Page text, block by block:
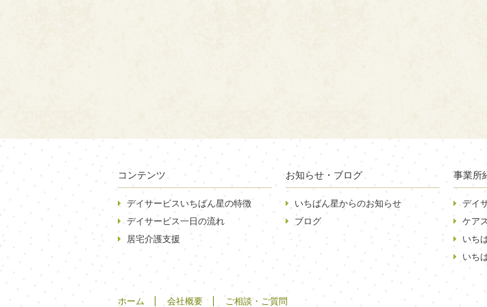
コンテンツ
デイサービスいちばん星の特徴
デイサービス一日の流れ
居宅介護支援
お知らせ・ブログ
いちばん星からのお知らせ
ブログ
事業所
デイ
ケア
いち
いち
ホーム 会社概要 ご相談・ご質問